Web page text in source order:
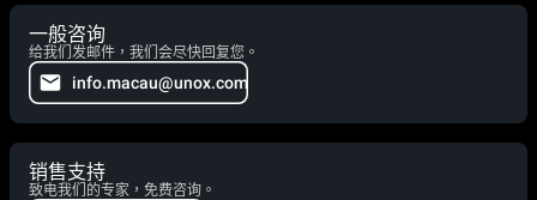
一般咨询
给我们发邮件，我们会尽快回复您。
info.macau@unox.com
销售支持
致电我们的专家，免费咨询。